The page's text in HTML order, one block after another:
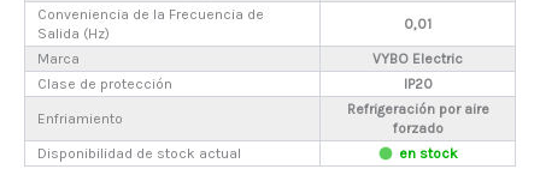
Conveniencia de la Frecuencia de
Salida (Hz)
0,01
Marca
VYBO Electric
Clase de protección
IP20
Enfriamiento
Refrigeración por aire
forzado
Disponibilidad de stock actual
en stock